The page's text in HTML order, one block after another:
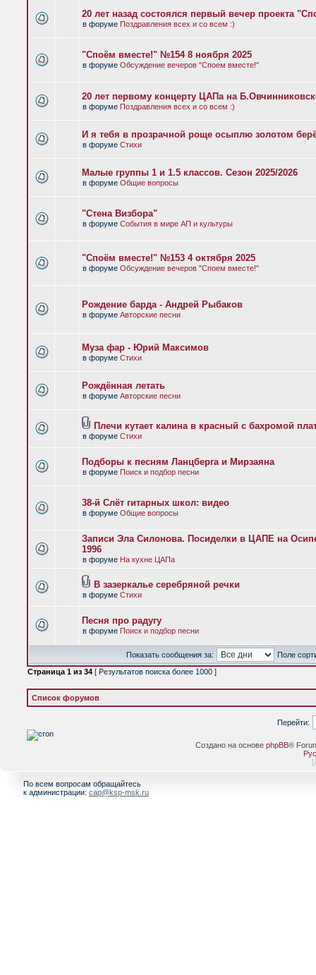
20 лет назад состоялся первый вечер проекта
в форуме Поздравления всех и со всем :)
"Споём вместе!" №154 8 ноября 2025
в форуме Обсуждение вечеров "Споем вместе!"
20 лет первому концерту ЦАПа на
в форуме Поздравления всех и со всем :)
И я тебя в прозрачной роще осыплю золотом
в форуме Стихи
Малые группы 1 и 1.5 классов. Сезон 2025/2026
в форуме Общие вопросы
"Стена Визбора"
в форуме События в мире АП и культуры
"Споём вместе!" №153 4 октября 2025
в форуме Обсуждение вечеров "Споем вместе!"
Рождение барда - Андрей Рыбаков
в форуме Авторские песни
Муза фар - Юрий Максимов
в форуме Стихи
Рождённая летать
в форуме Авторские песни
Плечи кутает калина в красный с бахромой
в форуме Стихи
Подборы к песням Ланцберга и Мирзаяна
в форуме Поиск и подбор песни
38-й Слёт гитарных школ: видео
в форуме Общие вопросы
Записи Эла Силонова. Посиделки в ЦАПЕ на
1996
в форуме На кухне ЦАПа
В зазеркалье серебряной речки
в форуме Стихи
Песня про радугу
в форуме Поиск и подбор песни
Показать сообщения за:
Поле
Страница 1 из 34 [ Результатов поиска более 1000 ]
Список форумов
Перейти:
Создано на основе phpBB®
[
По всем вопросам обращайтесь
к администрации: cap@ksp-msk.ru